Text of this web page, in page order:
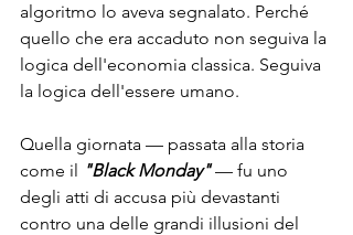
algoritmo lo aveva segnalato. Perché
quello che era accaduto non seguiva la
logica dell'economia classica. Seguiva
la logica dell'essere umano.
Quella giornata — passata alla storia
come il "Black Monday" — fu uno
degli atti di accusa più devastanti
contro una delle grandi illusioni del